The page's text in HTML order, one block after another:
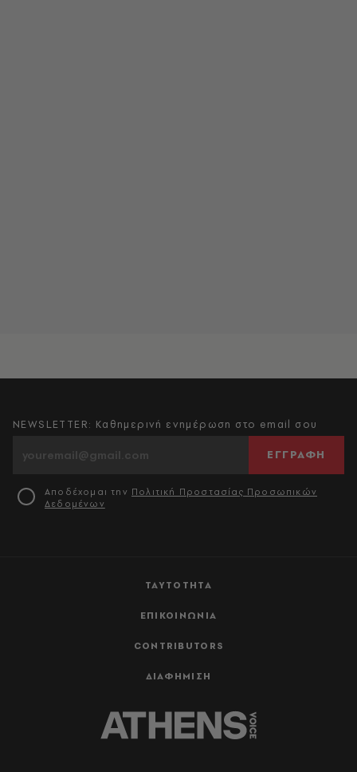
ΤΑΥΤΟΤΗΤΑ
ΕΠΙΚΟΙΝΩΝΙΑ
CONTRIBUTORS
ΔΙΑΦΗΜΙΣΗ
NEWSLETTER: Καθημερινή ενημέρωση στο email σου
ΕΓΓΡΑΦΗ
Αποδέχομαι την Πολιτική Προστασίας Προσωπικών
Δεδομένων